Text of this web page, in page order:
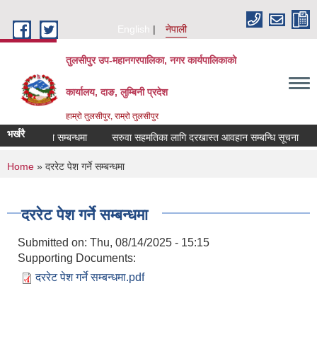
English
नेपाली
तुलसीपुर उप-महानगरपालिका, नगर कार्यपालिकाको
कार्यालय, दाङ, लुम्बिनी प्रदेश
हाम्रो तुलसीपुर, राम्रो तुलसीपुर
भर्खरैगराउने सम्बन्धमा सरुवा सहमतिका लागि दरखास्त आवहान सम्बन्धि सूचना
You are here
Home » दररेट पेश गर्ने सम्बन्धमा
दररेट पेश गर्ने सम्बन्धमा
Submitted on: Thu, 08/14/2025 - 15:15
Supporting Documents:
दररेट पेश गर्ने सम्बन्धमा.pdf